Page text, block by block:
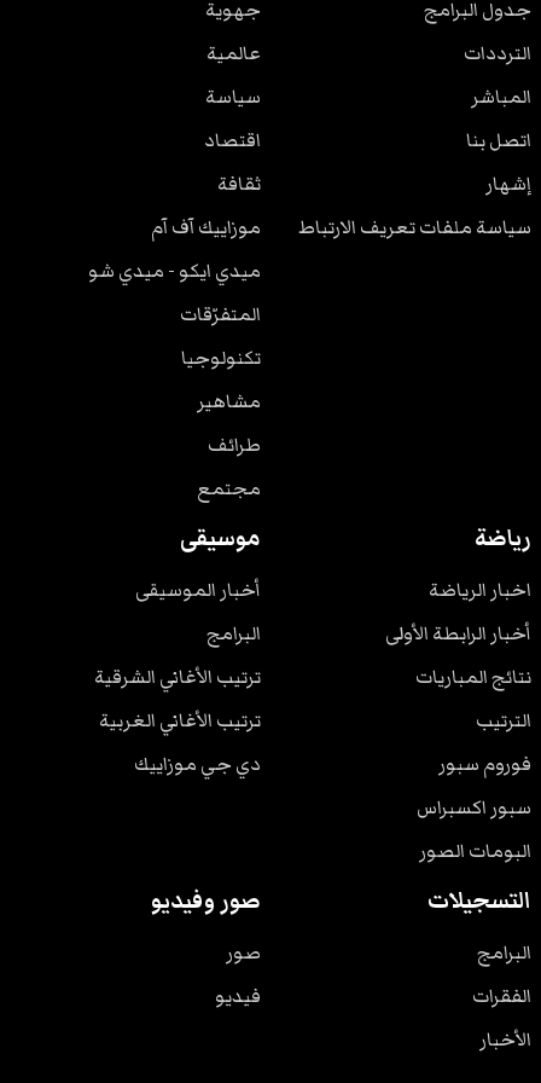
جدول البرامج
الترددات
المباشر
اتصل بنا
إشهار
سياسة ملفات تعريف الارتباط
جهوية
عالمية
سياسة
اقتصاد
ثقافة
موزاييك آف آم
ميدي ايكو - ميدي شو
المتفرّقات
تكنولوجيا
مشاهير
طرائف
مجتمع
رياضة
اخبار الرياضة
أخبار الرابطة الأولى
نتائج المباريات
الترتيب
فوروم سبور
سبور اكسبراس
البومات الصور
موسيقى
أخبار الموسيقى
البرامج
ترتيب الأغاني الشرقية
ترتيب الأغاني الغربية
دي جي موزاييك
التسجيلات
البرامج
الفقرات
الأخبار
صور وفيديو
صور
فيديو